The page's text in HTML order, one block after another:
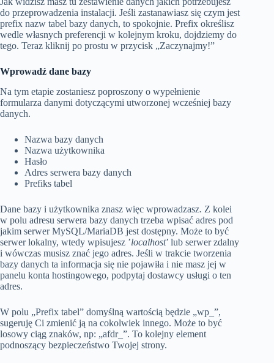
do przeprowadzenia instalacji. Jeśli zastanawiasz się czym jest
prefix nazw tabel bazy danych, to spokojnie. Prefix określisz
wedle własnych preferencji w kolejnym kroku, dojdziemy do
tego. Teraz kliknij po prostu w przycisk „Zaczynajmy!”
Wprowadź dane bazy
Na tym etapie zostaniesz poproszony o wypełnienie
formularza danymi dotyczącymi utworzonej wcześniej bazy
danych.
Nazwa bazy danych
Nazwa użytkownika
Hasło
Adres serwera bazy danych
Prefiks tabel
Dane bazy i użytkownika znasz więc wprowadzasz. Z kolei
w polu adresu serwera bazy danych trzeba wpisać adres pod
jakim serwer MySQL/MariaDB jest dostępny. Może to być
serwer lokalny, wtedy wpisujesz ’localhost’ lub serwer zdalny
i wówczas musisz znać jego adres. Jeśli w trakcie tworzenia
bazy danych ta informacja się nie pojawiła i nie masz jej w
panelu konta hostingowego, podpytaj dostawcy usługi o ten
adres.
W polu „Prefix tabel” domyślną wartością będzie „wp_”,
sugeruję Ci zmienić ją na cokolwiek innego. Może to być
losowy ciąg znaków, np: „afdr_”. To kolejny element
podnoszący bezpieczeństwo Twojej strony.